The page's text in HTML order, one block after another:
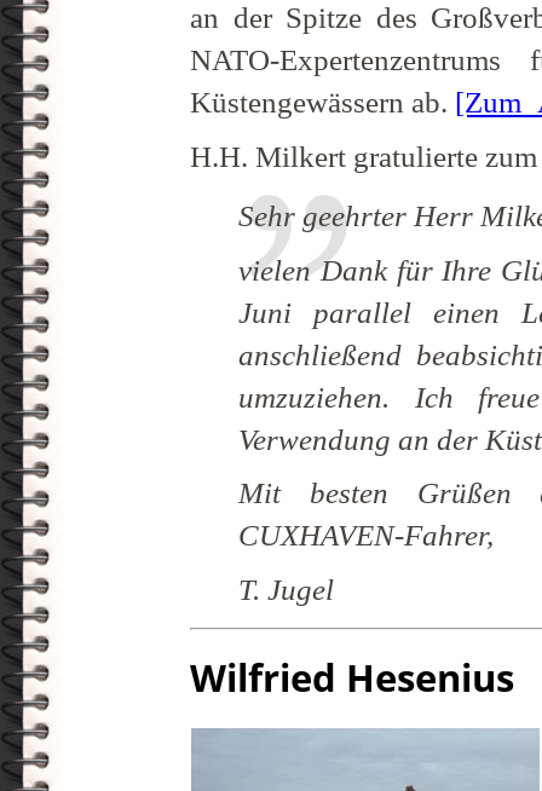
an der Spitze des
NATO-
Küstengewässern ab.
H.H. Milkert gratulierte
Sehr geehrter Herr
vielen Dank für Ihre
Juni parallel einen
anschließend
umzuziehen. Ich
Verwendung an der
Mit besten
CUXHAVEN-Fahrer,
T. Jugel
Wilfried Hesenius